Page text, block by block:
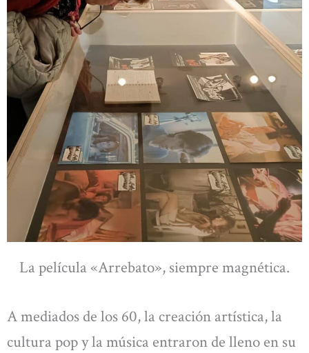
La película «Arrebato», siempre magnética.
A mediados de los 60, la creación artística, la
cultura pop y la música entraron de lleno en su